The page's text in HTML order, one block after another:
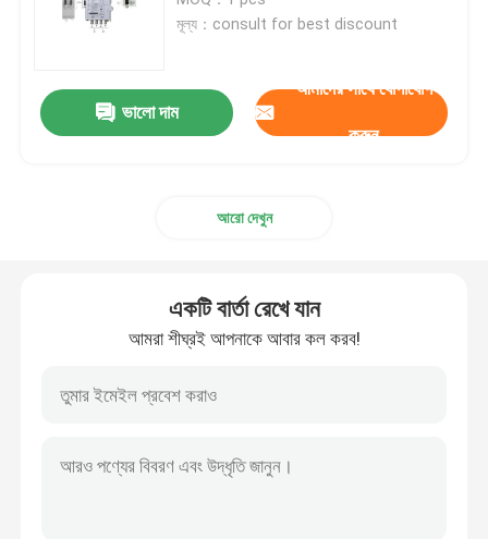
বিস্ফোরণ প্রতিরোধক সুইচ এবং সকেট
প্রক্সিমিটি সেন্সর সুইচ
শিল্প নিয়ন্ত্রণ রিলে
পুশ বোতাম বৈদ্যুতিক সুইচ
মূল্য：consult for best discount
ভালো দাম
আমাদের সাথে যোগাযোগ
করুন
আরো দেখুন
একটি বার্তা রেখে যান
আমরা শীঘ্রই আপনাকে আবার কল করব!